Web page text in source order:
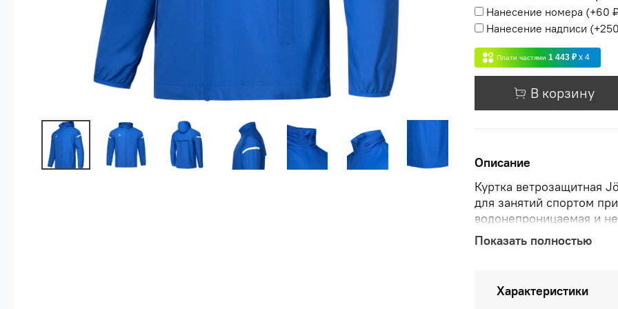
Нанесение номера (+60
Нанесение надписи (+
Плати частями 1 443 ₽ x 4
В корзину
Описание
Куртка ветрозащитная
для занятий спортом
водонепроницаемая и
передней реверсной
прорезных кармана и
лучшего прилегания к
Показать полностью
Характеристики